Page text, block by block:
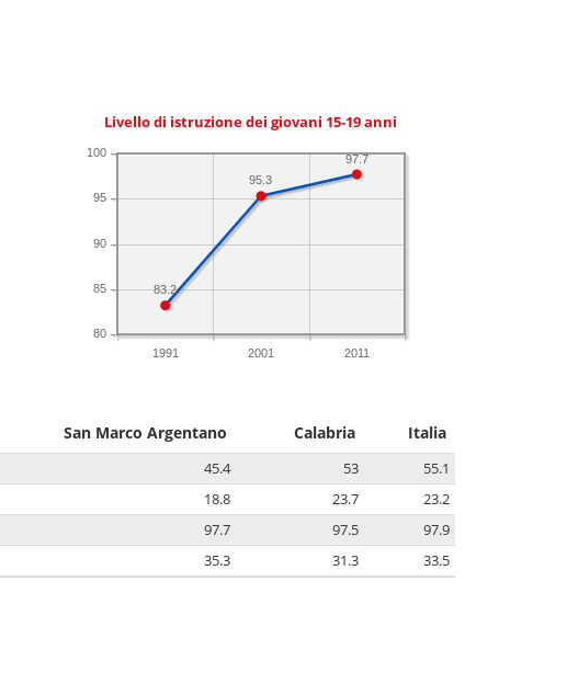
Livello di istruzione dei giovani 15-19 anni
1991 2001 2011
80
85
90
95
100
97.7
95.3
83.2
San Marco Argentano Calabria Italia
45.4 53
55.1
18.8 23.7
23.2
97.7 97.5
97.9
35.3 31.3 33.5